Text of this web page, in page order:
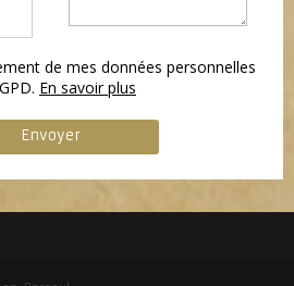
de mes données personnelles
En savoir plus